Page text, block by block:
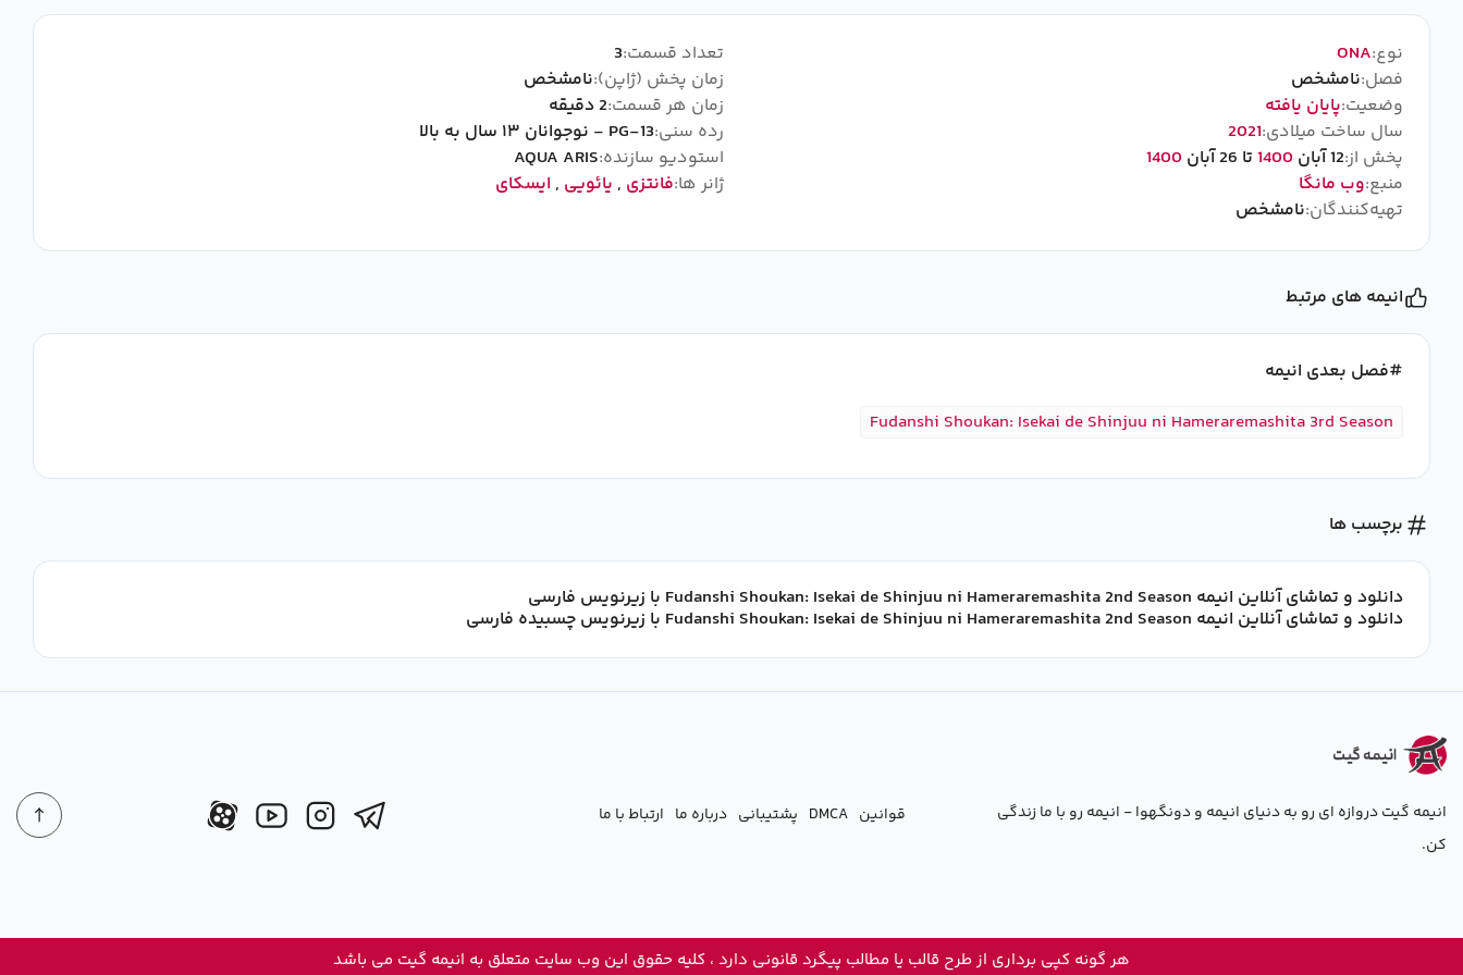
نوع:ONA
فصل:نامشخص
وضعیت:پایان یافته
سال ساخت میلادی:2021
پخش از:12 آبان 1400 تا 26 آبان
1400
منبع:وب مانگا
تهیه‌کنندگان:نامشخص
تعداد قسمت:3
زمان پخش (ژاپن):نامشخص
زمان هر قسمت:2 دقیقه
رده سنی:PG-13 - نوجوانان ۱۳ سال به بالا
استودیو سازنده:AQUA ARIS
ژانر ها:فانتزی , یائویی , ایسکای
انیمه های مرتبط
فصل بعدی انیمه
Fudanshi Shoukan: Isekai de Shinjuu ni Hameraremashita 3rd Season
برچسب ها
دانلود و تماشای آنلاین انیمه Fudanshi Shoukan: Isekai de Shinjuu ni Hameraremashita 2nd Season با زیرنویس فارسی
دانلود و تماشای آنلاین انیمه Fudanshi Shoukan: Isekai de Shinjuu ni Hameraremashita 2nd Season با زیرنویس چسبیده فارسی
انیمه گیت دروازه ای رو به دنیای انیمه و دونگهوا - انیمه رو با ما زندگی
کن.
قوانین DMCA پشتیبانی درباره ما ارتباط با ما
هر گونه کپی برداری از طرح قالب یا مطالب پیگرد قانونی دارد ، کلیه حقوق این وب سایت متعلق به انیمه گیت می باشد